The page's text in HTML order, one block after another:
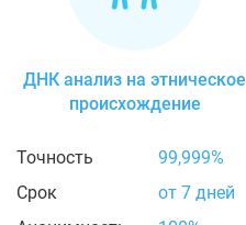
ДНК анализ на этническое
происхождение
Точность
99,999%
Срок
от 7 дней